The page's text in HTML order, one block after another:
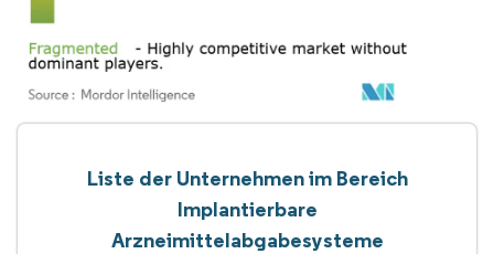
Liste der Unternehmen im Bereich
Implantierbare
Arzneimittelabgabesysteme